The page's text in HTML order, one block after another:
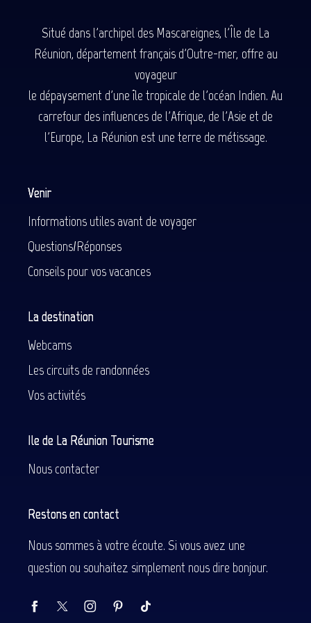
Situé dans l'archipel des Mascareignes, l'Île de La
Réunion, département français d'Outre-mer, offre au
voyageur
le dépaysement d'une île tropicale de l'océan Indien. Au
carrefour des influences de l'Afrique, de l'Asie et de
l'Europe, La Réunion est une terre de métissage.
Venir
Informations utiles avant de voyager
Questions/Réponses
Conseils pour vos vacances
La destination
Webcams
Les circuits de randonnées
Vos activités
Ile de La Réunion Tourisme
Nous contacter
Restons en contact
Nous sommes à votre écoute. Si vous avez une
question ou souhaitez simplement nous dire bonjour.